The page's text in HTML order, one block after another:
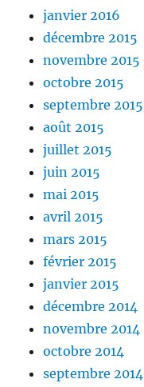
janvier 2016
décembre 2015
novembre 2015
octobre 2015
septembre 2015
août 2015
juillet 2015
juin 2015
mai 2015
avril 2015
mars 2015
février 2015
janvier 2015
décembre 2014
novembre 2014
octobre 2014
septembre 2014